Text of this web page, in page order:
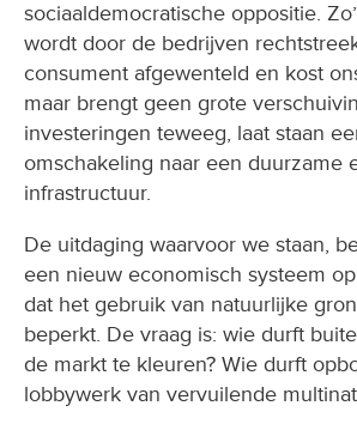
sociaaldemocratische oppositie.
wordt door de bedrijven
consument afgewenteld en kost
maar brengt geen grote
investeringen teweeg, laat staan
omschakeling naar een duurzame
infrastructuur.
De uitdaging waarvoor we staan,
een nieuw economisch systeem
dat het gebruik van natuurlijke
beperkt. De vraag is: wie durft
de markt te kleuren? Wie durft
lobbywerk van vervuilende